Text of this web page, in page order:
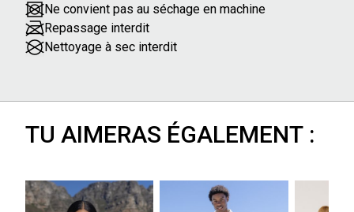
Ne convient pas au séchage en machine
Repassage interdit
Nettoyage à sec interdit
TU AIMERAS ÉGALEMENT :